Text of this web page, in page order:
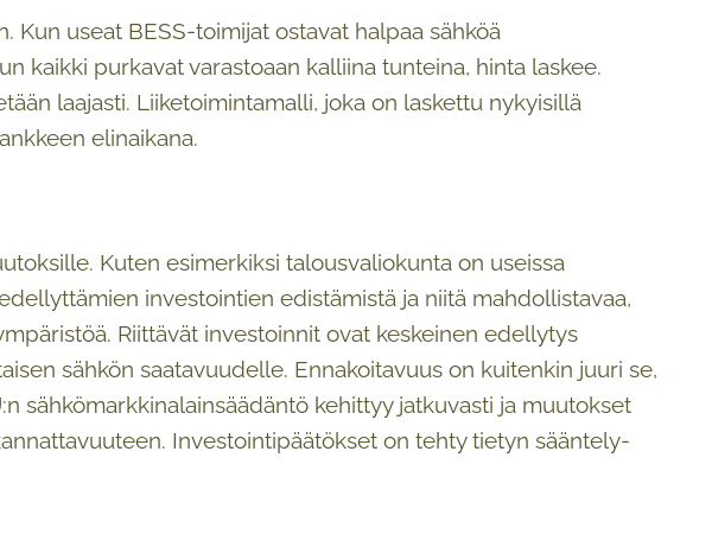
Kun useat BESS-toimijat ostavat halpaa sähköä
kaikki purkavat varastoaan kalliina tunteina, hinta laskee.
laajasti. Liiketoimintamalli, joka on laskettu nykyisillä
elinaikana.
Kuten esimerkiksi talousvaliokunta on useissa
investointien edistämistä ja niitä mahdollistavaa,
Riittävät investoinnit ovat keskeinen edellytys
sähkön saatavuudelle. Ennakoitavuus on kuitenkin juuri se,
sähkömarkkinalainsäädäntö kehittyy jatkuvasti ja muutokset
Investointipäätökset on tehty tietyn sääntely-